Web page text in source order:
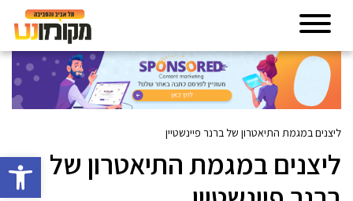
פתח
ליצנים במגמת התיאטרון של ברנר פיינשטיין
ליצנים במגמת התיאטרון של